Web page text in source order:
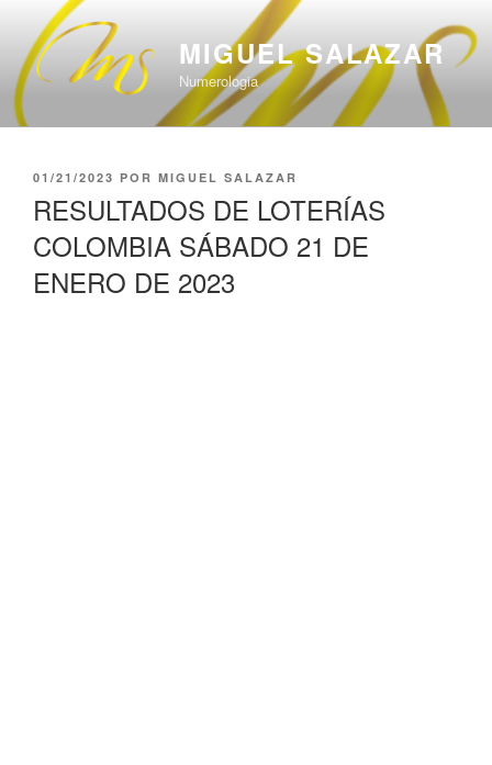
contenido
MIGUEL SALAZAR
Numerologia
PUBLICADO
01/21/2023 POR MIGUEL SALAZAR
RESULTADOS DE LOTERÍAS
COLOMBIA SÁBADO 21 DE
ENERO DE 2023